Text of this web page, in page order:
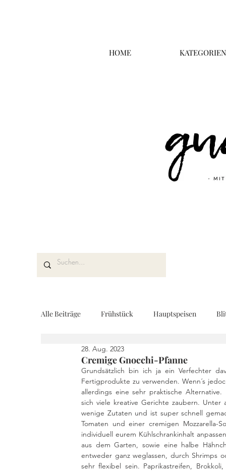
HOME KATEGORIEN
Alle Beiträge Frühstück Hauptspeisen
Kuchen und Desserts
Drinks Fingerfood Geschenke aus der
REZEPTKARTEN Rezeptvideo vegan
Cremige Gnocchi-Pfanne
28. Aug. 2023
Grundsätzlich bin ich ja ein Verfechter
Fertigprodukte zu verwenden. Wenn´s
allerdings eine sehr praktische
sich viele kreative Gerichte zaubern.
wenige Zutaten und ist super schnell
Tomaten und einer cremigen Mozzarella-
individuell eurem Kühlschrankinhalt
aus dem Garten, sowie eine halbe
entweder ganz weglassen, durch Shrimps
sehr flexibel sein. Paprikastreifen,